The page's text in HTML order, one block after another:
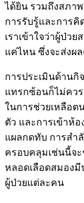
ได้ยิน รวมถึงสภา
การรับรู้และการ
เราเข้าใจว่าผู้ป่ว
แค่ไหน ซึ่งจะส่งผ
การประเมินด้านกิ
แทรกซ้อนก็ไม่คว
ในการช่วยเหลือต
ตัว และการเข้าห้
แผลกดทับ การสำ
ครอบคลุมเช่นนี้จะ
หลอดเลือดสมอง
ผู้ป่วยแต่ละคน